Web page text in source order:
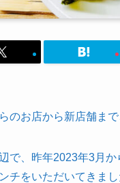
のお店から新店舗ま
で、昨年2023年3月
チをいただいてきまし